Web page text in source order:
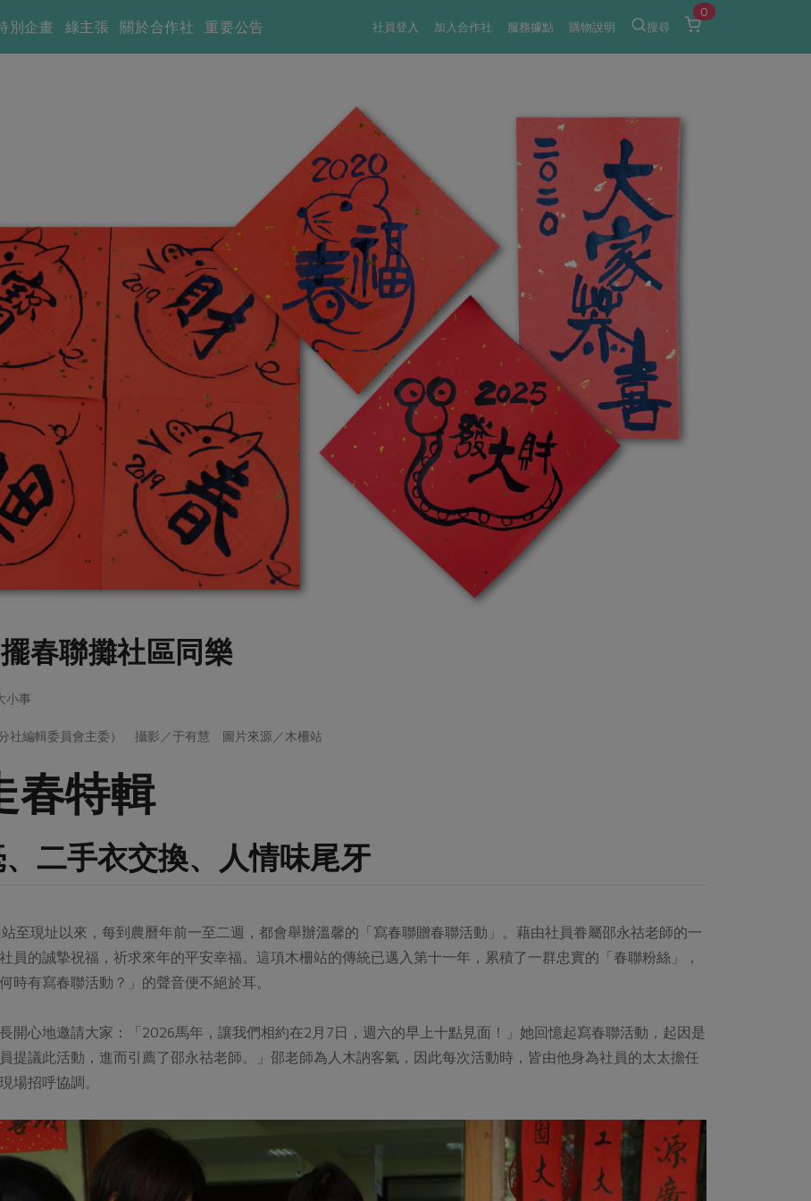
社員登入 加入合作社 服務據點 購物說明 搜尋
0
別企畫 綠主張 關於合作社 重要公告
春聯攤社區同樂
小事
社編輯委員會主委） 攝影／于有慧 圖片來源／木柵站
春特輯
二手衣交換、人情味尾牙
至現址以來，每到農曆年前一至二週，都會舉辦溫馨的「寫春聯贈春聯活動」。藉由社員眷屬邵永祜老師的一
員的誠摯祝福，祈求來年的平安幸福。這項木柵站的傳統已邁入第十一年，累積了一群忠實的「春聯粉絲」，
時有寫春聯活動？」的聲音便不絕於耳。
開心地邀請大家：「2026馬年，讓我們相約在2月7日，週六的早上十點見面！」她回憶起寫春聯活動，起因是
員提議此活動，進而引薦了邵永祜老師。」邵老師為人木訥客氣，因此每次活動時，皆由他身為社員的太太擔任
場招呼協調。